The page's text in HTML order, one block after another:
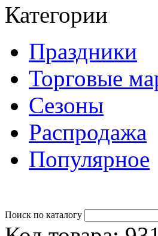
Категории
Праздники
Торговые
Сезоны
Распродажа
Популярное
Поиск по каталогу